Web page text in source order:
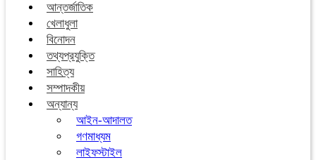
আন্তর্জাতিক
খেলাধুলা
বিনোদন
তথ্যপ্রযুক্তি
সাহিত্য
সম্পাদকীয়
অন্যান্য
আইন-আদালত
গণমাধ্যম
লাইফস্টাইল